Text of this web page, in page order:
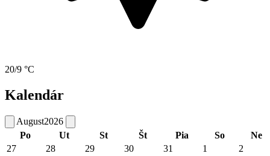
20/9 °C
Kalendár
August2026
Po
Ut St Št Pia So
Ne
27
28 29 30 31 1
2